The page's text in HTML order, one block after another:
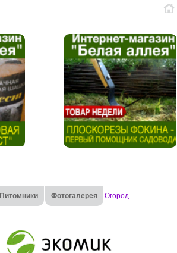
Питомники Фотогалерея Огород